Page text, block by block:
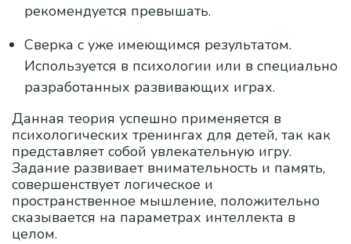
рекомендуется превышать.
Сверка с уже имеющимся результатом.
Используется в психологии или в специально
разработанных развивающих играх.
Данная теория успешно применяется в
психологических тренингах для детей, так как
представляет собой увлекательную игру.
Задание развивает внимательность и память,
совершенствует логическое и
пространственное мышление, положительно
сказывается на параметрах интеллекта в
целом.